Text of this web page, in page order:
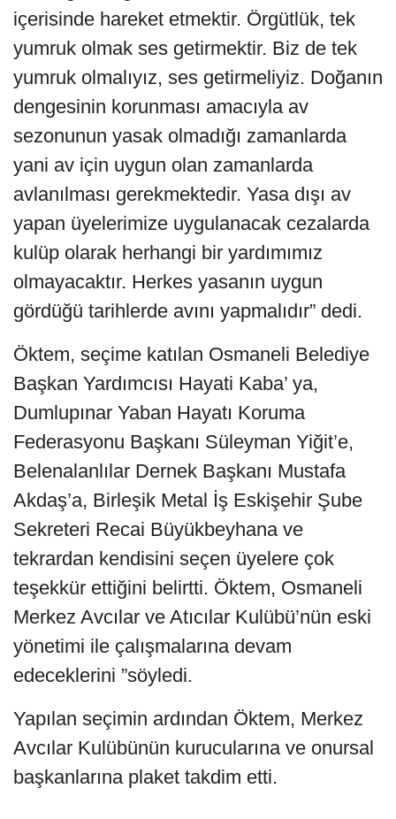
içerisinde hareket etmektir. Örgütlük, tek
yumruk olmak ses getirmektir. Biz de tek
yumruk olmalıyız, ses getirmeliyiz. Doğanın
dengesinin korunması amacıyla av
sezonunun yasak olmadığı zamanlarda
yani av için uygun olan zamanlarda
avlanılması gerekmektedir. Yasa dışı av
yapan üyelerimize uygulanacak cezalarda
kulüp olarak herhangi bir yardımımız
olmayacaktır. Herkes yasanın uygun
gördüğü tarihlerde avını yapmalıdır” dedi.
Öktem, seçime katılan Osmaneli Belediye
Başkan Yardımcısı Hayati Kaba’ ya,
Dumlupınar Yaban Hayatı Koruma
Federasyonu Başkanı Süleyman Yiğit’e,
Belenalanlılar Dernek Başkanı Mustafa
Akdaş’a, Birleşik Metal İş Eskişehir Şube
Sekreteri Recai Büyükbeyhana ve
tekrardan kendisini seçen üyelere çok
teşekkür ettiğini belirtti. Öktem, Osmaneli
Merkez Avcılar ve Atıcılar Kulübü’nün eski
yönetimi ile çalışmalarına devam
edeceklerini ”söyledi.
Yapılan seçimin ardından Öktem, Merkez
Avcılar Kulübünün kurucularına ve onursal
başkanlarına plaket takdim etti.